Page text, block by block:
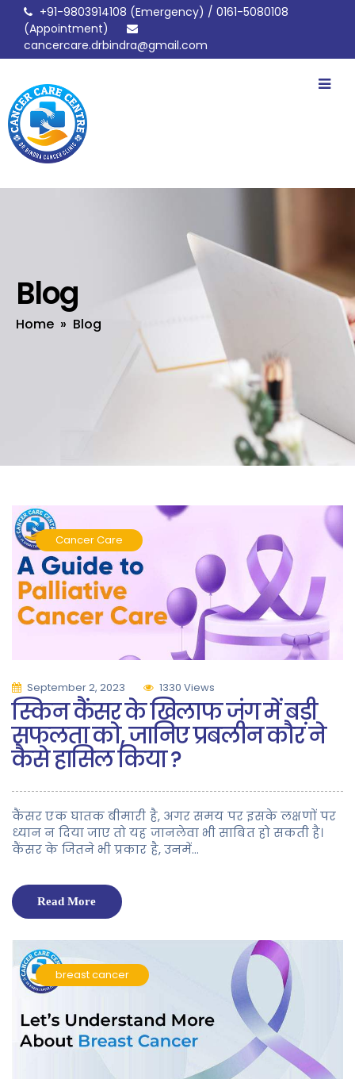
+91-9803914108 (Emergency) / 0161-5080108
(Appointment)
cancercare.drbindra@gmail.com
drbindracancerclinic
Blog
Home » Blog
Cancer Care
September 2, 2023 1330 Views
स्किन कैंसर के खिलाफ जंग में बड़ी
सफलता को, जानिए प्रबलीन कौर ने
कैसे हासिल किया ?
कैंसर एक घातक बीमारी है, अगर समय पर इसके लक्षणों पर
ध्यान न दिया जाए तो यह जानलेवा भी साबित हो सकती है।
कैंसर के जितने भी प्रकार है, उनमें…
Read More
breast cancer